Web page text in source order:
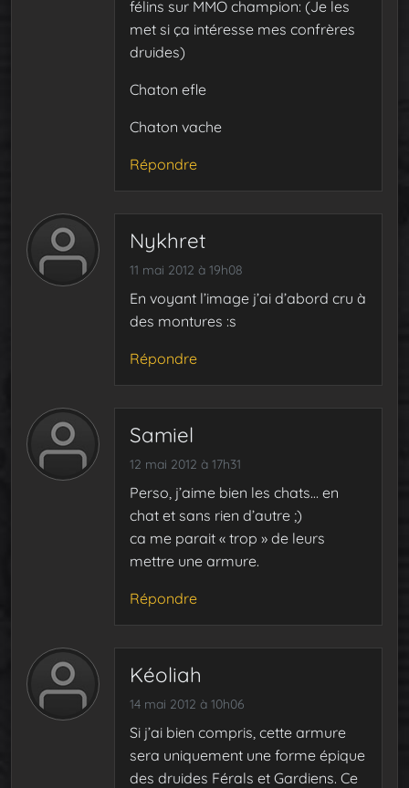
félins sur MMO champion: (Je les
met si ça intéresse mes confrères
druides)
Chaton efle
Chaton vache
Répondre
Nykhret
11 mai 2012 à 19h08
En voyant l’image j’ai d’abord cru à
des montures :s
Répondre
Samiel
12 mai 2012 à 17h31
Perso, j’aime bien les chats… en
chat et sans rien d’autre ;)
ca me parait « trop » de leurs
mettre une armure.
Répondre
Kéoliah
14 mai 2012 à 10h06
Si j’ai bien compris, cette armure
sera uniquement une forme épique
des druides Férals et Gardiens. Ce